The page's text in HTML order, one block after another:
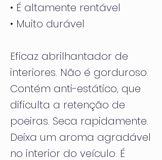
• É altamente rentável
• Muito durável
Eficaz abrilhantador de
interiores. Não é gorduroso.
Contém anti-estático, que
dificulta a retenção de
poeiras. Seca rapidamente.
Deixa um aroma agradável
no interior do veículo. É